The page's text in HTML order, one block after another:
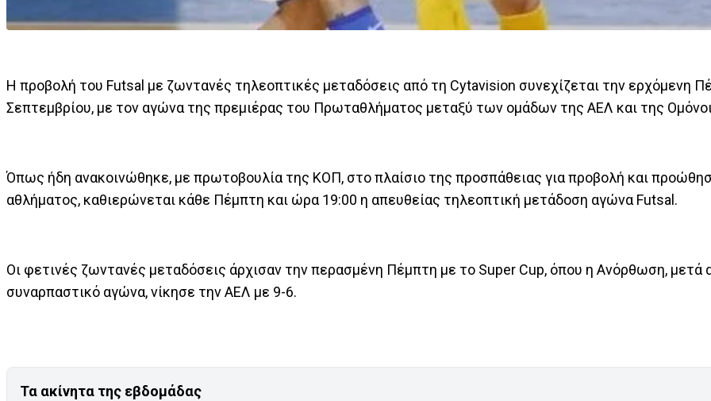
Η προβολή του Futsal με ζωντανές τηλεοπτικές μεταδόσεις από τη Cytavision συνεχίζεται την ερχόμενη
Σεπτεμβρίου, με τον αγώνα της πρεμιέρας του Πρωταθλήματος μεταξύ των ομάδων της ΑΕΛ και της
Όπως ήδη ανακοινώθηκε, με πρωτοβουλία της ΚΟΠ, στο πλαίσιο της προσπάθειας για προβολή και
αθλήματος, καθιερώνεται κάθε Πέμπτη και ώρα 19:00 η απευθείας τηλεοπτική μετάδοση αγώνα Futsal.
Οι φετινές ζωντανές μεταδόσεις άρχισαν την περασμένη Πέμπτη με το Super Cup, όπου η Ανόρθωση, μετά
συναρπαστικό αγώνα, νίκησε την ΑΕΛ με 9-6.
Τα ακίνητα της εβδομάδας